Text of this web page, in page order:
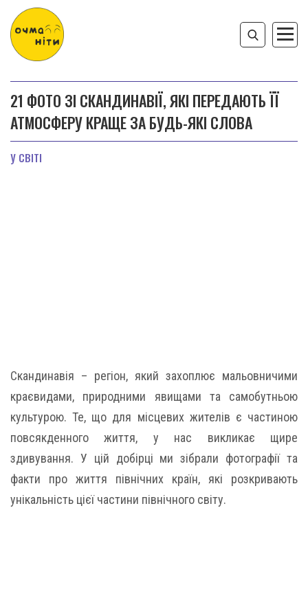
21 ФОТО ЗІ СКАНДИНАВІЇ, ЯКІ ПЕРЕДАЮТЬ ЇЇ
АТМОСФЕРУ КРАЩЕ ЗА БУДЬ-ЯКІ СЛОВА
У СВІТІ
Скандинавія – регіон, який захоплює мальовничими
краєвидами, природними явищами та самобутньою
культурою. Те, що для місцевих жителів є частиною
повсякденного життя, у нас викликає щире
здивування. У цій добірці ми зібрали фотографії та
факти про життя північних країн, які розкривають
унікальність цієї частини північного світу.